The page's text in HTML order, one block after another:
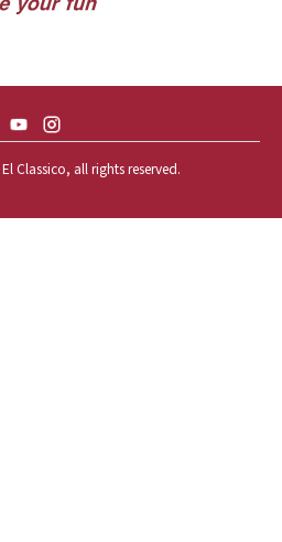
パ太郎
Classico, all rights reserved.️